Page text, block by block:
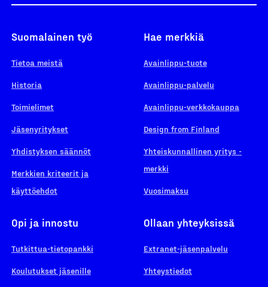
Suomalainen työ
Tietoa meistä
Historia
Toimielimet
Jäsenyritykset
Yhdistyksen säännöt
Merkkien kriteerit ja
käyttöehdot
Hae merkkiä
Avainlippu-tuote
Avainlippu-palvelu
Avainlippu-verkkokauppa
Design from Finland
Yhteiskunnallinen yritys -
merkki
Vuosimaksu
Opi ja innostu
Tutkittua-tietopankki
Koulutukset jäsenille
Ollaan yhteyksissä
Extranet-jäsenpalvelu
Yhteystiedot